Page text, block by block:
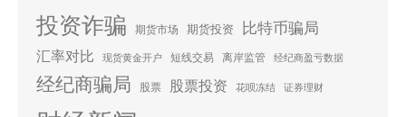
投资诈骗 期货市场 期货投资 比特币骗局
汇率对比 现货黄金开户 短线交易 离岸监管 经纪商盈亏数据
经纪商骗局 股票 股票投资 花呗冻结 证券理财